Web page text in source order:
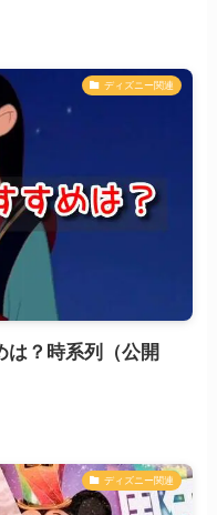
ディズニー関連
は？時系列（公開
ディズニー関連